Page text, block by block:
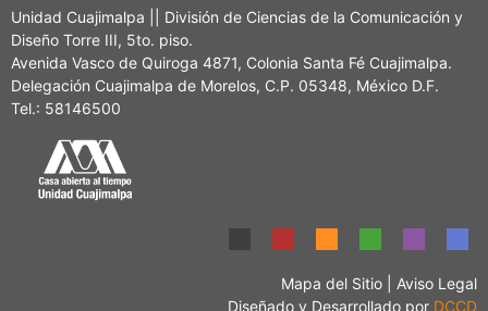
Unidad Cuajimalpa || División de Ciencias de la Comunicación y
Diseño Torre III, 5to. piso.
Avenida Vasco de Quiroga 4871, Colonia Santa Fé Cuajimalpa.
Delegación Cuajimalpa de Morelos, C.P. 05348, México D.F.
Tel.: 58146500
Mapa del Sitio
Aviso Legal
Diseñado y Desarrollado por DCCD